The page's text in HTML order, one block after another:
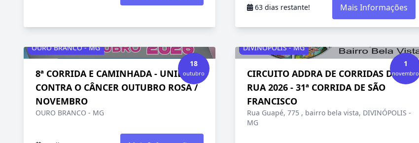
63 dias restante! Mais Informações
18
outubro
OURO BRANCO - MG
8ª CORRIDA E CAMINHADA - UNIDOS
CONTRA O CÂNCER OUTUBRO ROSA /
NOVEMBRO
OURO BRANCO - MG
1
novembro
DIVINÓPOLIS - MG
CIRCUITO ADDRA DE CORRIDAS DE
RUA 2026 - 31ª CORRIDA DE SÃO
FRANCISCO
Rua Guapé, 775 , bairro bela vista, DIVINÓPOLIS -
MG